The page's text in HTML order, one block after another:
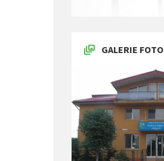
GALERIE FOTO